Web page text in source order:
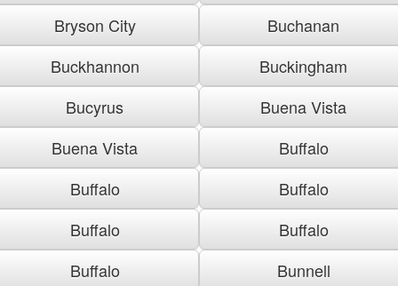
Bryson City
Buchanan
Buckhannon
Buckingham
Bucyrus
Buena Vista
Buena Vista
Buffalo
Buffalo
Buffalo
Buffalo
Buffalo
Buffalo
Bunnell